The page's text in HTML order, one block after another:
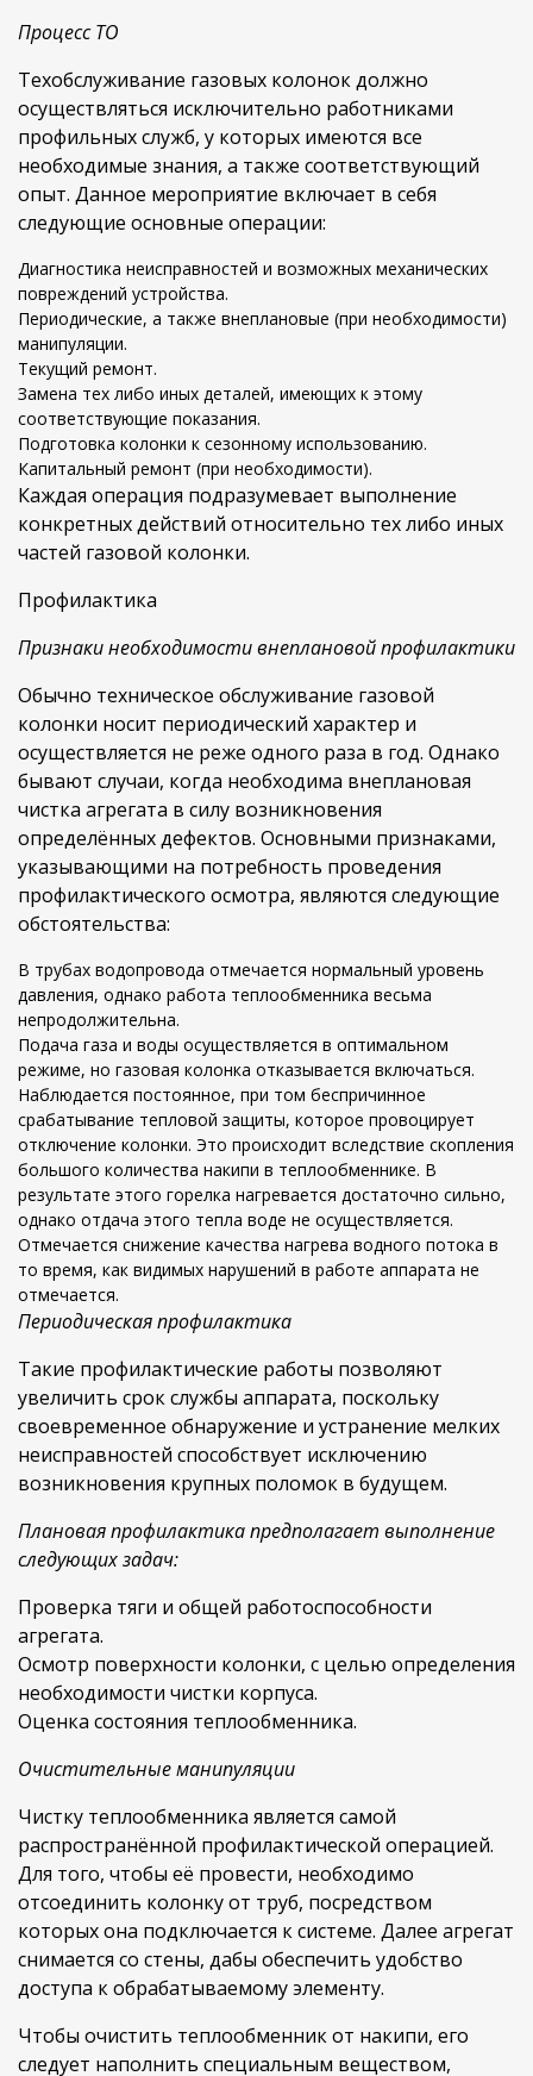
Процесс ТО
Техобслуживание газовых колонок должно
осуществляться исключительно работниками
профильных служб, у которых имеются все
необходимые знания, а также соответствующий
опыт. Данное мероприятие включает в себя
следующие основные операции:
Диагностика неисправностей и возможных механических
повреждений устройства.
Периодические, а также внеплановые (при необходимости)
манипуляции.
Текущий ремонт.
Замена тех либо иных деталей, имеющих к этому
соответствующие показания.
Подготовка колонки к сезонному использованию.
Капитальный ремонт (при необходимости).
Каждая операция подразумевает выполнение
конкретных действий относительно тех либо иных
частей газовой колонки.
Профилактика
Признаки необходимости внеплановой профилактики
Обычно техническое обслуживание газовой
колонки носит периодический характер и
осуществляется не реже одного раза в год. Однако
бывают случаи, когда необходима внеплановая
чистка агрегата в силу возникновения
определённых дефектов. Основными признаками,
указывающими на потребность проведения
профилактического осмотра, являются следующие
обстоятельства:
В трубах водопровода отмечается нормальный уровень
давления, однако работа теплообменника весьма
непродолжительна.
Подача газа и воды осуществляется в оптимальном
режиме, но газовая колонка отказывается включаться.
Наблюдается постоянное, при том беспричинное
срабатывание тепловой защиты, которое провоцирует
отключение колонки. Это происходит вследствие скопления
большого количества накипи в теплообменнике. В
результате этого горелка нагревается достаточно сильно,
однако отдача этого тепла воде не осуществляется.
Отмечается снижение качества нагрева водного потока в
то время, как видимых нарушений в работе аппарата не
отмечается.
Периодическая профилактика
Такие профилактические работы позволяют
увеличить срок службы аппарата, поскольку
своевременное обнаружение и устранение мелких
неисправностей способствует исключению
возникновения крупных поломок в будущем.
Плановая профилактика предполагает выполнение
следующих задач:
Проверка тяги и общей работоспособности
агрегата.
Осмотр поверхности колонки, с целью определения
необходимости чистки корпуса.
Оценка состояния теплообменника.
Очистительные манипуляции
Чистку теплообменника является самой
распространённой профилактической операцией.
Для того, чтобы её провести, необходимо
отсоединить колонку от труб, посредством
которых она подключается к системе. Далее агрегат
снимается со стены, дабы обеспечить удобство
доступа к обрабатываемому элементу.
Чтобы очистить теплообменник от накипи, его
следует наполнить специальным веществом,